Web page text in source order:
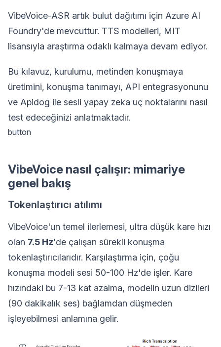
VibeVoice-ASR artık bulut dağıtımı için Azure AI
Foundry'de mevcuttur. TTS modelleri, MIT
lisansıyla araştırma odaklı kalmaya devam ediyor.
Bu kılavuz, kurulumu, metinden konuşmaya
üretimini, konuşma tanımayı, API entegrasyonunu
ve Apidog ile sesli yapay zeka uç noktalarını nasıl
test edeceğinizi anlatmaktadır.
button
VibeVoice nasıl çalışır: mimariye
genel bakış
Tokenlaştırıcı atılımı
VibeVoice'un temel ilerlemesi, ultra düşük kare hızı
olan 7.5 Hz'de çalışan sürekli konuşma
tokenlaştırıcılarıdır. Karşılaştırma için, çoğu
konuşma modeli sesi 50-100 Hz'de işler. Kare
hızındaki bu 7-13 kat azalma, modelin uzun dizileri
(90 dakikalık ses) bağlamdan düşmeden
işleyebilmesi anlamına gelir.